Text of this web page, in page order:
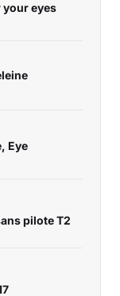
your eyes
Eye
pilote T2